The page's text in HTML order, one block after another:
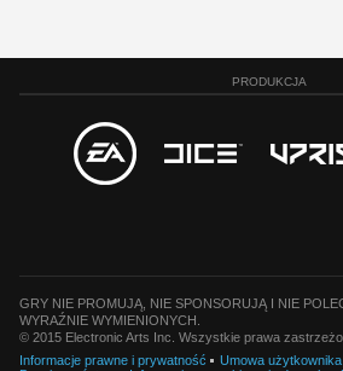
PRODUKCJA
GRY NIE PROMUJĄ, NIE SPONSORUJĄ I NIE
WYRAŹNIE WYMIENIONYCH.
© 2015 Electronic Arts Inc. Wszystkie prawa
Informacje prawne i prywatność
Umowa użytkownika